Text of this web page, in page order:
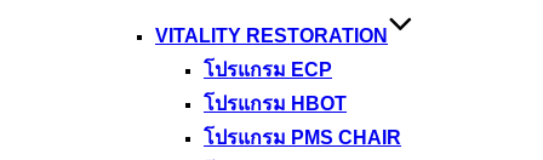
VITALITY RESTORATION
โปรแกรม ECP
โปรแกรม HBOT
โปรแกรม PMS CHAIR